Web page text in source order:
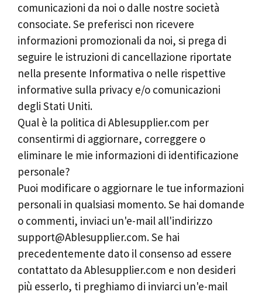
comunicazioni da noi o dalle nostre società
consociate. Se preferisci non ricevere
informazioni promozionali da noi, si prega di
seguire le istruzioni di cancellazione riportate
nella presente Informativa o nelle rispettive
informative sulla privacy e/o comunicazioni
degli Stati Uniti.
Qual è la politica di Ablesupplier.com per
consentirmi di aggiornare, correggere o
eliminare le mie informazioni di identificazione
personale?
Puoi modificare o aggiornare le tue informazioni
personali in qualsiasi momento. Se hai domande
o commenti, inviaci un'e-mail all'indirizzo
support@Ablesupplier.com. Se hai
precedentemente dato il consenso ad essere
contattato da Ablesupplier.com e non desideri
più esserlo, ti preghiamo di inviarci un'e-mail